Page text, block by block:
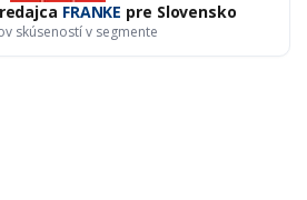
FRANKE pre Slovensko
skúseností v segmente